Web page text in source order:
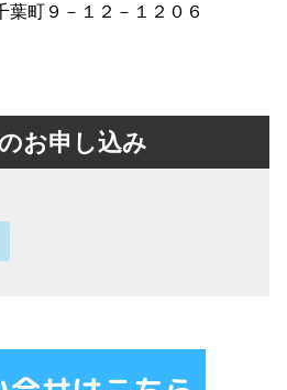
葉町９－１２－１２０６
お申し込み